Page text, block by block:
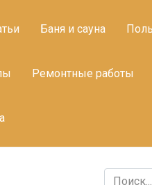
Баня и сауна
Ремонтные работы
Search